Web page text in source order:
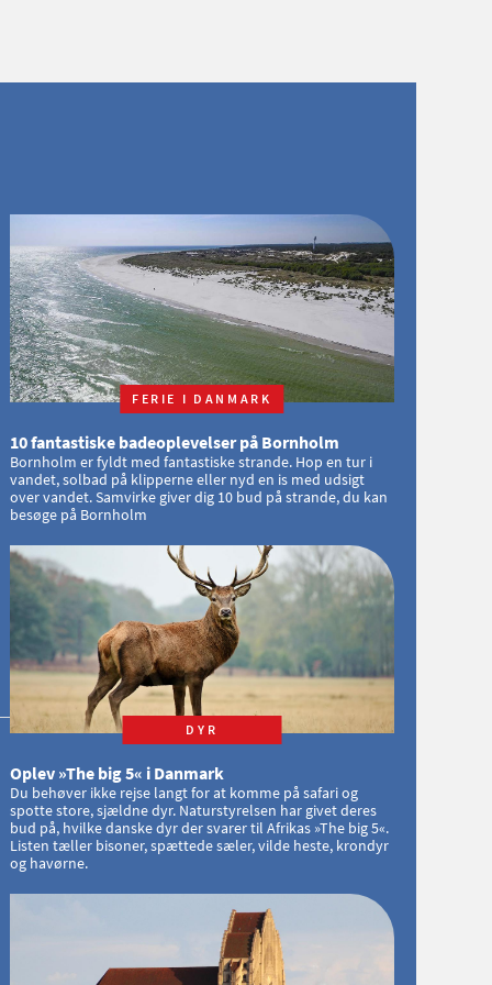
FERIE I DANMARK
10 fantastiske badeoplevelser på Bornholm
Bornholm er fyldt med fantastiske strande. Hop en tur i
vandet, solbad på klipperne eller nyd en is med udsigt
over vandet. Samvirke giver dig 10 bud på strande, du kan
besøge på Bornholm
DYR
Oplev »The big 5« i Danmark
Du behøver ikke rejse langt for at komme på safari og
spotte store, sjældne dyr. Naturstyrelsen har givet deres
bud på, hvilke danske dyr der svarer til Afrikas »The big 5«.
Listen tæller bisoner, spættede sæler, vilde heste, krondyr
og havørne.